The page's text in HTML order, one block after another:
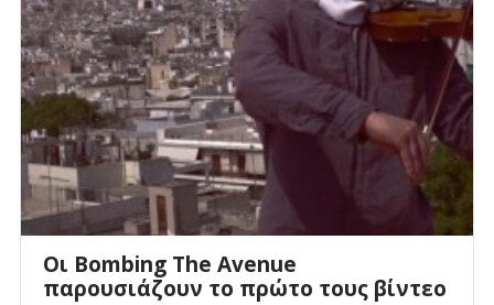
Οι Bombing The Avenue
παρουσιάζουν το πρώτο τους βίντεο